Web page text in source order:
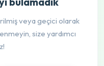
veya geçici olarak
size yardımcı